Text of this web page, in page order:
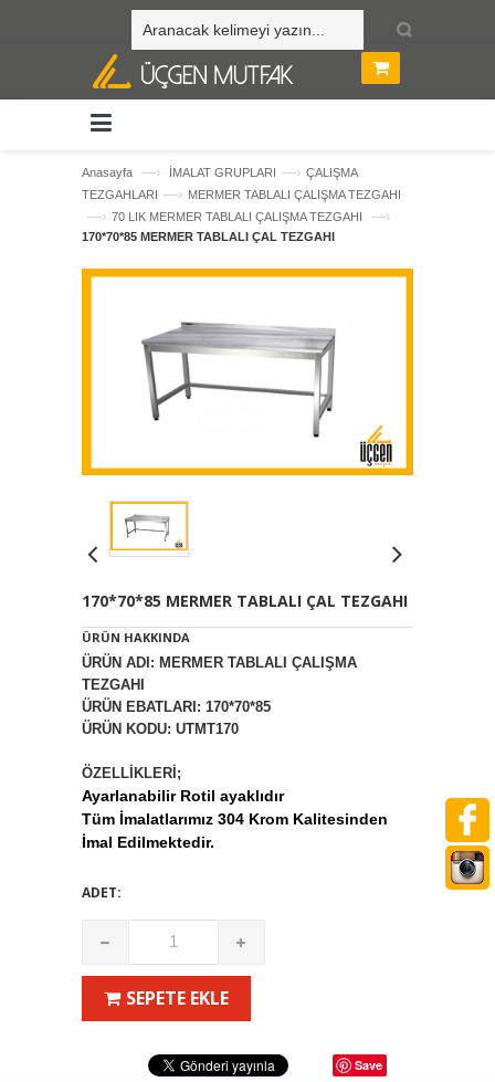
Anasayfa —› İMALAT GRUPLARI —› ÇALIŞMA
TEZGAHLARI —› MERMER TABLALI ÇALIŞMA TEZGAHI
—› 70 LIK MERMER TABLALI ÇALIŞMA TEZGAHI —›
170*70*85 MERMER TABLALI ÇAL TEZGAHI
170*70*85 MERMER TABLALI ÇAL TEZGAHI
ÜRÜN HAKKINDA
ÜRÜN ADI: MERMER TABLALI ÇALIŞMA
TEZGAHI
ÜRÜN EBATLARI: 170*70*85
ÜRÜN KODU: UTMT170
ÖZELLİKLERİ;
Ayarlanabilir Rotil ayaklıdır
Tüm İmalatlarımız 304 Krom Kalitesinden
İmal Edilmektedir.
ADET:
SEPETE EKLE
Save